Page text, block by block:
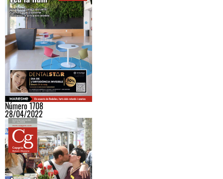
Número 1708
28/04/2022